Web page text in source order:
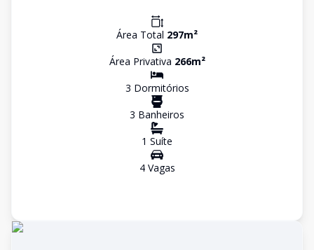
Área Total 297m²
Área Privativa 266m²
3 Dormitórios
3 Banheiros
1 Suíte
4Vagas